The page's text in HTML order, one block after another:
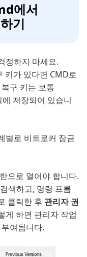
에서
기
정하지 마세요.
키가 있다면 CMD로
구 키는 보통
저장되어 있습니
별로 비트로커 잠금
으로 열어야 합니다.
색하고, 명령 프롬
클릭한 후 관리자 권
게 하면 관리자 작업
여됩니다.